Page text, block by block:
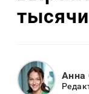
Анна